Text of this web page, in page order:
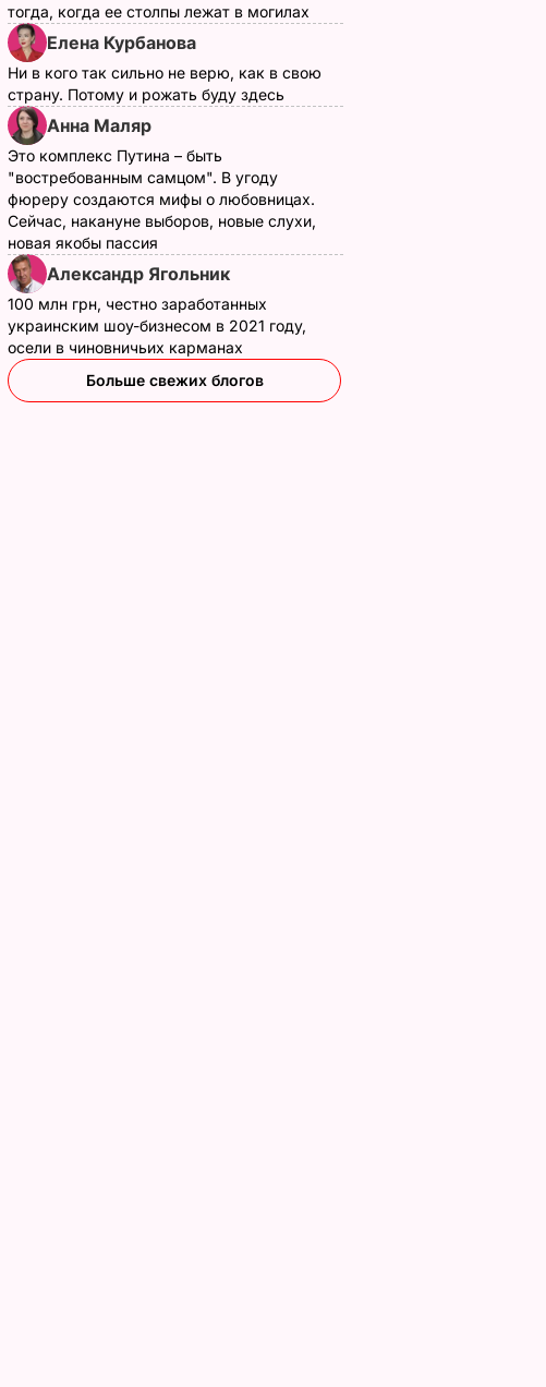
тогда, когда ее столпы лежат в могилах
Елена Курбанова
Ни в кого так сильно не верю, как в свою
страну. Потому и рожать буду здесь
Анна Маляр
Это комплекс Путина – быть
"востребованным самцом". В угоду
фюреру создаются мифы о любовницах.
Сейчас, накануне выборов, новые слухи,
новая якобы пассия
Александр Ягольник
100 млн грн, честно заработанных
украинским шоу-бизнесом в 2021 году,
осели в чиновничьих карманах
Больше свежих блогов